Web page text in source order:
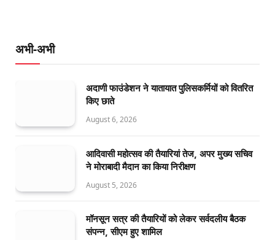
अभी-अभी
अदाणी फाउंडेशन ने यातायात पुलिसकर्मियों को वितरित
किए छाते
August 6, 2026
आदिवासी महोत्सव की तैयारियां तेज, अपर मुख्य सचिव
ने मोराबादी मैदान का किया निरीक्षण
August 5, 2026
मॉनसून सत्र की तैयारियों को लेकर सर्वदलीय बैठक
संपन्न, सीएम हुए शामिल